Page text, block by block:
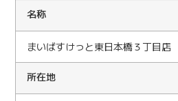
名称
まいばすけっと東日本橋３丁目店
所在地